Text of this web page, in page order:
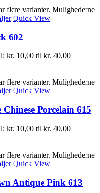
flere varianter. Mulighederne
Quick View
602
kr. 10,00 til kr. 40,00
flere varianter. Mulighederne
Quick View
Porcelain 615
kr. 10,00 til kr. 40,00
flere varianter. Mulighederne
Quick View
Antique Pink 613